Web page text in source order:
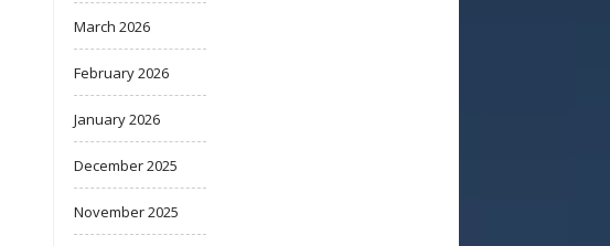
March 2026
February 2026
January 2026
December 2025
November 2025